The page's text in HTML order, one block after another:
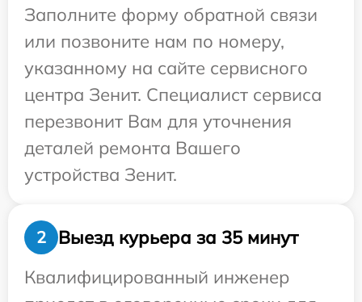
Заполните форму обратной связи
или позвоните нам по номеру,
указанному на сайте сервисного
центра Зенит. Специалист сервиса
перезвонит Вам для уточнения
деталей ремонта Вашего
устройства Зенит.
2
Выезд курьера за 35 минут
Квалифицированный инженер